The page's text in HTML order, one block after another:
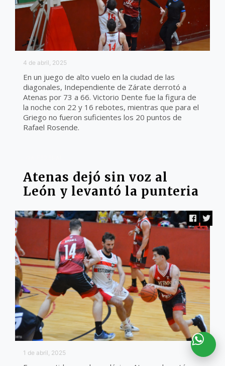
4 de abril, 2025
En un juego de alto vuelo en la ciudad de las
diagonales, Independiente de Zárate derrotó a
Atenas por 73 a 66. Victorio Dente fue la figura de
la noche con 22 y 16 rebotes, mientras que para el
Griego no fueron suficientes los 20 puntos de
Rafael Rosende.
Atenas dejó sin voz al
León y levantó la punteria
1 de abril, 2025